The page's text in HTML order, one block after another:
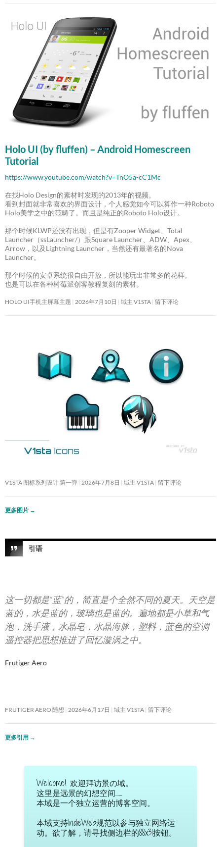
Holo UI (by fluffen) – Android Homescreen
Tutorial
https://www.youtube.com/watch?v=TnO5a-cC1Mc
在找Holo Design的素材时发现的2013年的视频。
看到封面就非常喜欢的界面设计，个人感觉如今可以算作一种Roboto
Holo美学之中的范畴了。而且是纯正的Roboto Holo设计。
那个时候KLWP还没有出现，但是有Zooper Widget、Total
Launcher（ssLauncher/）跟Square Launcher、ADW、Apex、
Arrow，以及Lightning Launcher，当然还有最著名的Nova
Launcher。
那个时候的安卓系统很自由开放，所以能玩出非常多的花样。
也是可以在各种树莓派创客教程复刻的素材。
HOLO UI手机主屏幕主题 2026年7月10日 域主 V1STA 留下评论
V1STA 图标系列设计 第一弹 2026年7月8日 域主 V1STA 留下评论
更多图片 →
引语
这一切都是“蓝”的，简直是个全然不同的夏天。天空是
蓝的，水是蓝的，玻璃也是蓝的。遍地都是小草和气
泡，洗手液，水晶皂，水晶海豚，塑料，蓝色的空调
遥控器把思想推进了回忆漩涡之中。
Frutiger Aero
FRUTIGER AERO 随想 2026年6月17日 域主 V1STA 留下评论
更多引用 →
Welcome! 欢迎拜访景の域。
这里是远景的幻想空间……
本域是一个独立运营的博客空间。
本域支持IndieWeb规范以参与独立网络运
动。欲了解，请寻找侧边栏的88x31按钮。